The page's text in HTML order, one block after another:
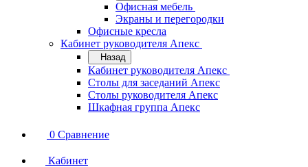
Офисная мебель
Экраны и перегородки
Офисные кресла
Кабинет руководителя Апекс
Назад
Кабинет руководителя Апекс
Столы для заседаний Апекс
Столы руководителя Апекс
Шкафная группа Апекс
0 Сравнение
Кабинет